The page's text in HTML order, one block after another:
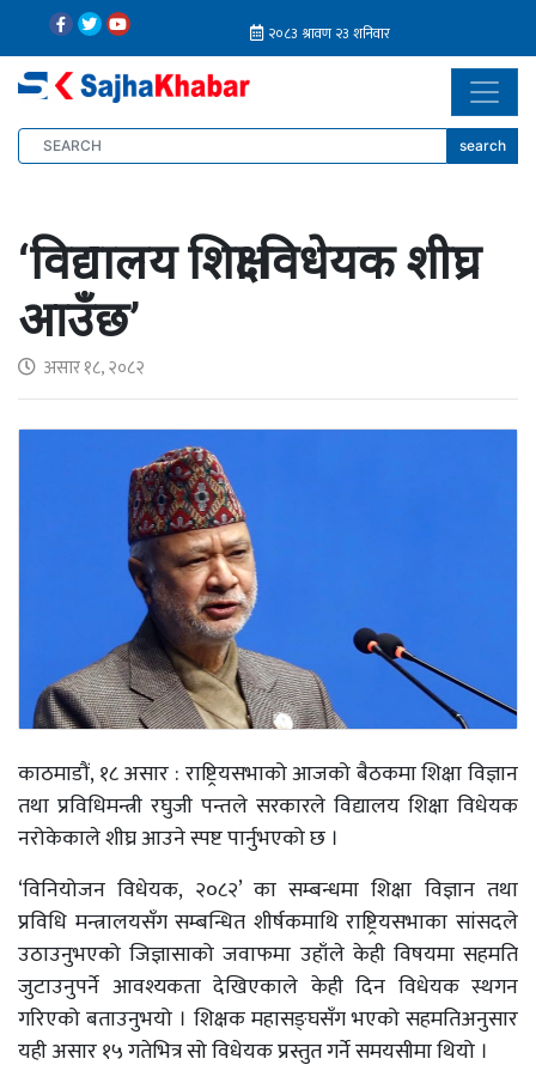
search
‘विद्यालय शिक्षा विधेयक शीघ्र
आउँछ’
असार १८, २०८२
काठमाडौं, १८ असार : राष्ट्रियसभाको आजको बैठकमा शिक्षा विज्ञान
तथा प्रविधिमन्त्री रघुजी पन्तले सरकारले विद्यालय शिक्षा विधेयक
नरोकेकाले शीघ्र आउने स्पष्ट पार्नुभएको छ ।
‘विनियोजन विधेयक, २०८२’ का सम्बन्धमा शिक्षा विज्ञान तथा
प्रविधि मन्त्रालयसँग सम्बन्धित शीर्षकमाथि राष्ट्रियसभाका सांसदले
उठाउनुभएको जिज्ञासाको जवाफमा उहाँले केही विषयमा सहमति
जुटाउनुपर्ने आवश्यकता देखिएकाले केही दिन विधेयक स्थगन
गरिएको बताउनुभयो । शिक्षक महासङ्घसँग भएको सहमतिअनुसार
यही असार १५ गतेभित्र सो विधेयक प्रस्तुत गर्ने समयसीमा थियो ।